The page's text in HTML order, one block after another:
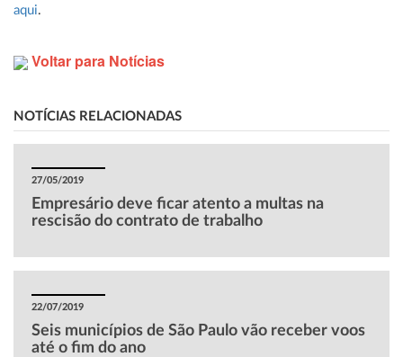
aqui.
Voltar para Notícias
NOTÍCIAS RELACIONADAS
27/05/2019
Empresário deve ficar atento a multas na
rescisão do contrato de trabalho
22/07/2019
Seis municípios de São Paulo vão receber voos
até o fim do ano